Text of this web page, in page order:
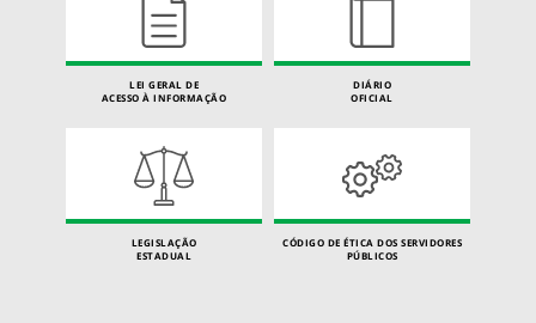
LEI GERAL DE
ACESSO À INFORMAÇÃO
DIÁRIO
OFICIAL
LEGISLAÇÃO
ESTADUAL
CÓDIGO DE ÉTICA DOS SERVIDORES
PÚBLICOS